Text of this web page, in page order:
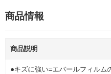
商品情報
商品説明
●キズに強い=エバールフィルム